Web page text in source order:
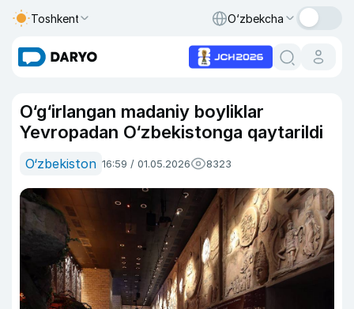
Toshkent O‘zbekcha
O‘g‘irlangan madaniy boyliklar
Yevropadan O‘zbekistonga qaytarildi
O‘zbekiston 16:59 / 01.05.2026 8323